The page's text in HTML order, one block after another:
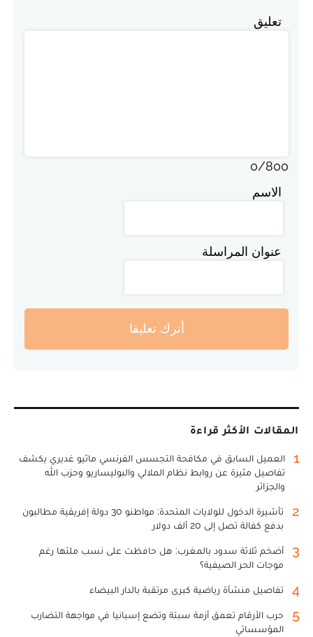
تعليق
0/800
الاسم
عنوان المراسلة
أترك تعليقا
المقالات الأكثر قراءة
1
العميل السابق في مكافحة التجسس الفرنسي ماثيو غديري يكشف
تفاصيل مثيرة عن روابط نظام الملالي والبوليساريو وحزب الله
والجزائر
2
تأشيرة الدخول للولايات المتحدة: مواطنو 30 دولة إفريقية مطالبون
بدفع كفالة تصل إلى 20 ألف دولار
3
أضخم ثلاثة سدود بالمغرب: هل حافظت على نسب ملئها رغم
موجات الحر الصيفية؟
4 تفاصيل منشأة رياضية كبرى مرتقبة بالدار البيضاء
5
حرب الأرقام تعمق أزمة سبتة وتضع إسبانيا في مواجهة التضارب
المؤسساتي